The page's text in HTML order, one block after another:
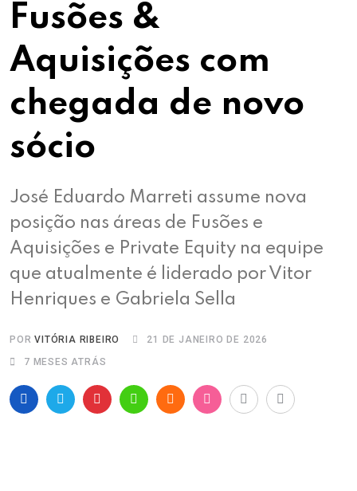
Fusões &
Aquisições com
chegada de novo
sócio
José Eduardo Marreti assume nova
posição nas áreas de Fusões e
Aquisições e Private Equity na equipe
que atualmente é liderado por Vitor
Henriques e Gabriela Sella
PORVITÓRIA RIBEIRO
21 DE JANEIRO DE 2026
7 MESES ATRÁS